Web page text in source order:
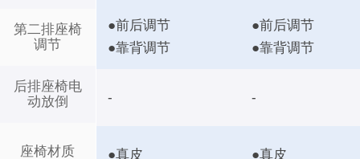
第二排座椅
调节
后排座椅电
动放倒
座椅材质
●前后调节
●靠背调节
●前后调节
●靠背调节
- -
●真皮 ●真皮